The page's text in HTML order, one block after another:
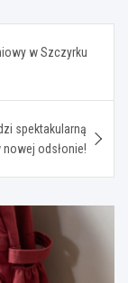
w Szczyrku
spektakularną
odsłonie!